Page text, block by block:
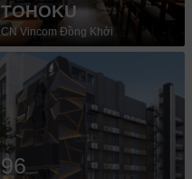
TOHOKU
CN Vincom Đồng Khởi
96